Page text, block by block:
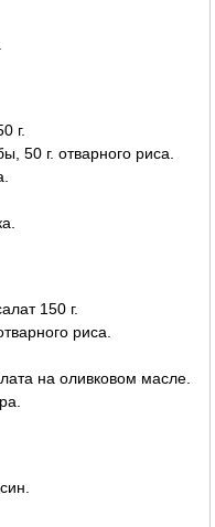
г.
50 г. отварного риса.
150 г.
риса.
на оливковом масле.